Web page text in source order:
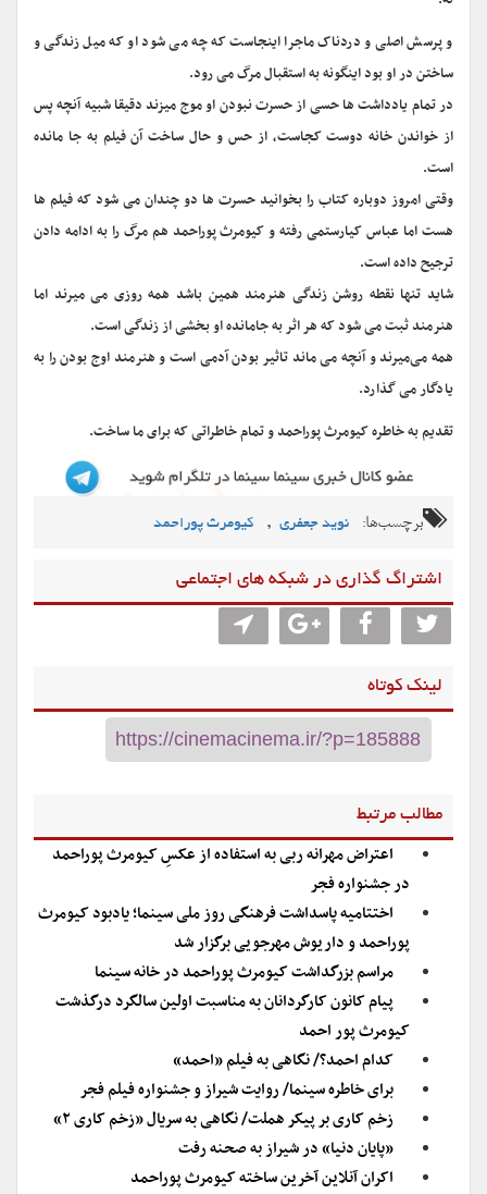
و پرسش اصلی و دردناک ماجرا اینجاست که چه می شود او که میل زندگی و
ساختن در او بود اینگونه به استقبال مرگ می رود.
در تمام یادداشت ها حسی از حسرت نبودن او موج میزند دقیقا شبیه آنچه پس
از خواندن خانه دوست کجاست، از حس و حال ساخت آن فیلم به جا مانده
است.
وقتی امروز دوباره کتاب را بخوانید حسرت ها دو چندان می شود که فیلم ها
هست اما عباس کیارستمی رفته و کیومرث پوراحمد هم مرگ را به ادامه دادن
ترجیح داده است.
شاید تنها نقطه روشن زندگی هنرمند همین باشد همه روزی می میرند اما
هنرمند ثبت می شود که هر اثر به جامانده او بخشی از زندگی است.
همه می‌میرند و آنچه می ماند تاثیر بودن آدمی است و هنرمند اوج بودن را به
یادگار می گذارد.
تقدیم به خاطره کیومرث پوراحمد و تمام خاطراتی که برای ما ساخت.
برچسب‌ها: نوید جعفری , کیومرث پوراحمد
اشتراگ گذاری در شبکه های اجتماعی
لینک کوتاه
مطالب مرتبط
اعتراض مهرانه ربی به استفاده از عکسِ کیومرث پوراحمد
در جشنواره فجر
اختتامیه پاسداشت فرهنگی روز ملی سینما؛ یادبود کیومرث
پوراحمد و داریوش مهرجویی برگزار شد
مراسم بزرگداشت کیومرث پوراحمد در خانه سینما
پیام کانون کارگردانان به مناسبت اولین سالگرد درگذشت
کیومرث پور احمد
کدام احمد؟/ نگاهی به فیلم «احمد»
برای خاطره سینما/ روایت شیراز و جشنواره فیلم فجر
زخم کاری بر پیکر هملت/ نگاهی به سریال «زخم کاری ۲»
«پایان دنیا» در شیراز به صحنه رفت
اکران آنلاین آخرین ساخته کیومرث پوراحمد